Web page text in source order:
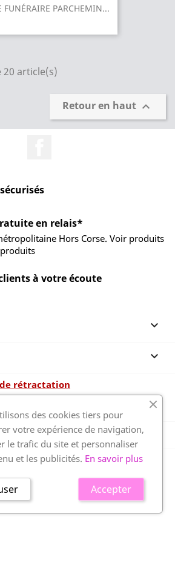
FUNÉRAIRE PARCHEMIN...
20 article(s)
Retour en haut 
en relais*
Hors Corse. Voir produits
à votre écoute


rétractation

la Société des Avis Garantis,cliquez ici pour
funéraires.fr, développé par Wess
des cookies tiers pour
votre expérience de navigation,
le trafic du site et personnaliser
et les publicités. En savoir plus
Accepter